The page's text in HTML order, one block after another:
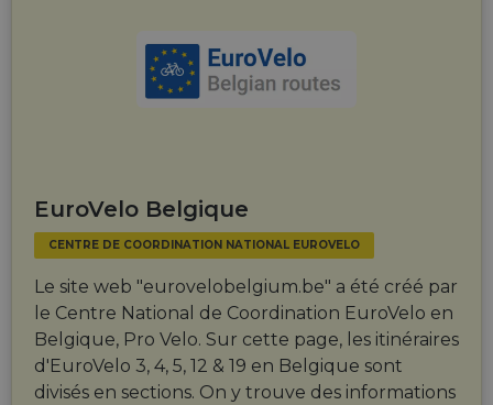
EuroVelo Belgique
CENTRE DE COORDINATION NATIONAL EUROVELO
Le site web "eurovelobelgium.be" a été créé par
le Centre National de Coordination EuroVelo en
Belgique, Pro Velo. Sur cette page, les itinéraires
d'EuroVelo 3, 4, 5, 12 & 19 en Belgique sont
divisés en sections. On y trouve des informations